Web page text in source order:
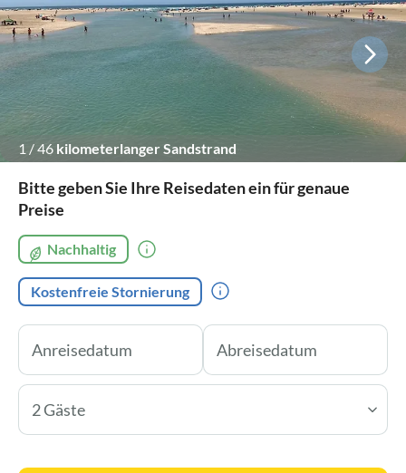
1 /46 kilometerlanger Sandstrand
Bitte geben Sie Ihre Reisedaten ein für genaue
Preise
Nachhaltig
Kostenfreie Stornierung
2 Gäste